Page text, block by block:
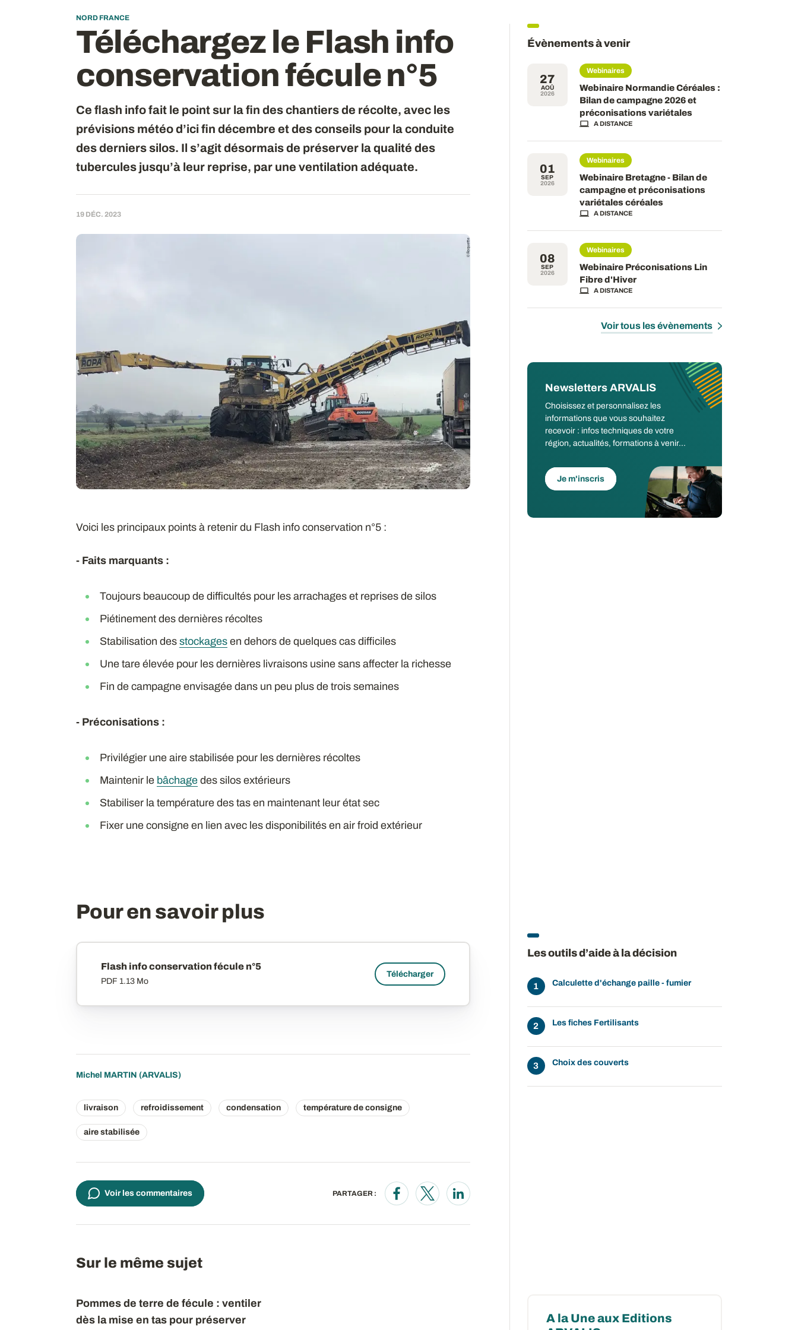
NORD FRANCE
Téléchargez le Flash info
conservation fécule n°5
Ce flash info fait le point sur la fin des chantiers de récolte, avec les
prévisions météo d’ici fin décembre et des conseils pour la conduite
des derniers silos. Il s’agit désormais de préserver la qualité des
tubercules jusqu’à leur reprise, par une ventilation adéquate.
19 DÉC. 2023
Voici les principaux points à retenir du Flash info conservation n°5 :
- Faits marquants :
Toujours beaucoup de difficultés pour les arrachages et reprises de silos
Piétinement des dernières récoltes
Stabilisation des stockagesen dehors de quelques cas difficiles
Une tare élevée pour les dernières livraisons usine sans affecter la richesse
Fin de campagne envisagée dans un peu plus de trois semaines
- Préconisations :
Privilégier une aire stabilisée pour les dernières récoltes
Maintenir le bâchagedes silos extérieurs
Stabiliser la température des tas en maintenant leur état sec
Fixer une consigne en lien avec les disponibilités en air froid extérieur
Pour en savoir plus
Flash info conservation fécule n°5
PDF 1.13 Mo
Télécharger
Michel MARTIN (ARVALIS)
livraison refroidissement condensation température de consigne
aire stabilisée
Voir les commentaires PARTAGER :
Opens in a new window
Opens in a new window
Opens in a new window
Sur le même sujet
Pommes de terre de fécule : ventiler
dès la mise en tas pour préserver
Évènements à venir
27
AOÛ
2026
Webinaires
Webinaire Normandie Céréales :
Bilan de campagne 2026 et
préconisations variétales
A DISTANCE
01
SEP
2026
Webinaires
Webinaire Bretagne - Bilan de
campagne et préconisations
variétales céréales
A DISTANCE
08
SEP
2026
Webinaires
Webinaire Préconisations Lin
Fibre d'Hiver
A DISTANCE
Voir tous les évènements
Newsletters ARVALIS
Choisissez et personnalisez les
informations que vous souhaitez
recevoir : infos techniques de votre
région, actualités, formations à venir...
Je m'inscris
Les outils d’aide à la décision
Calculette d'échange paille - fumier
Les fiches Fertilisants
Choix des couverts
A la Une aux Editions